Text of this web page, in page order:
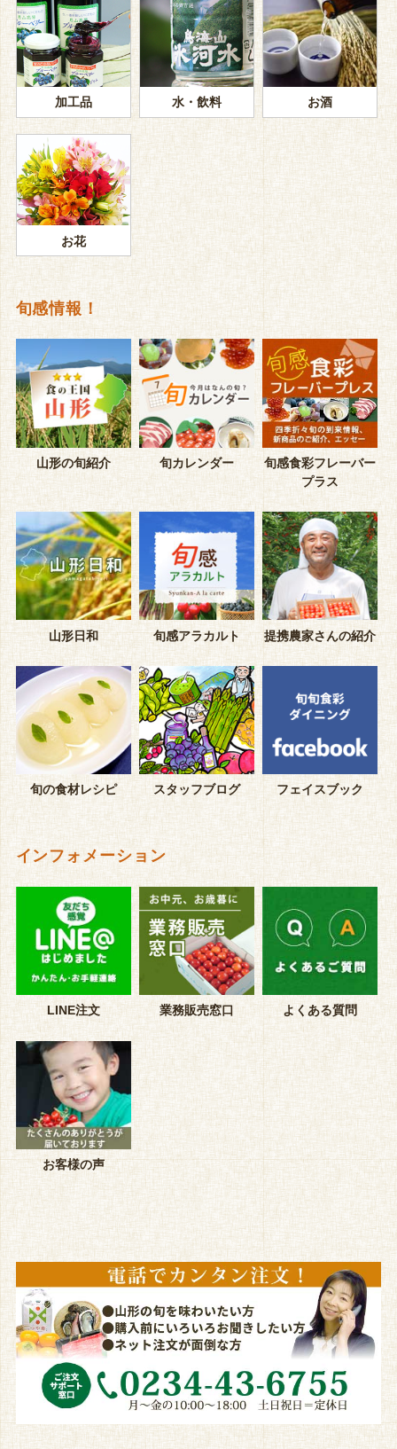
加工品 水・飲料 お酒
お花
旬感情報！
山形の旬紹介 旬カレンダー
旬感食彩フレーバー
プラス
山形日和 旬感アラカルト 提携農家さんの紹介
旬の食材レシピ スタッフブログ フェイスブック
インフォメーション
LINE注文 業務販売窓口 よくある質問
お客様の声